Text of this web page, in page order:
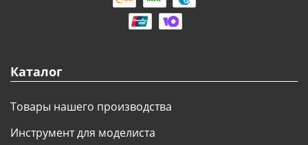
Каталог
Товары нашего производства
Инструмент для моделиста